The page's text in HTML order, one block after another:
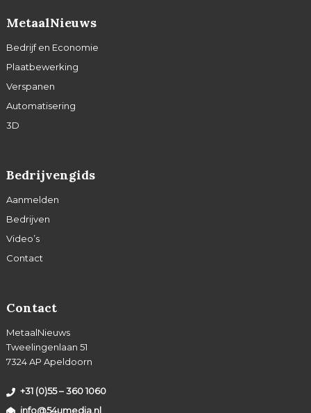
MetaalNieuws
Bedrijf en Economie
Plaatbewerking
Verspanen
Automatisering
3D
Bedrijvengids
Aanmelden
Bedrijven
Video’s
Contact
Contact
MetaalNieuws
Tweelingenlaan 51
7324 AP Apeldoorn
+31 (0)55 – 360 1060
info@54umedia.nl